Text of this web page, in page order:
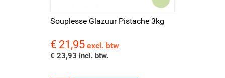
Souplesse Glazuur Pistache 3kg
Prijs
€ 21,95 excl. btw
€ 23,93 incl. btw.